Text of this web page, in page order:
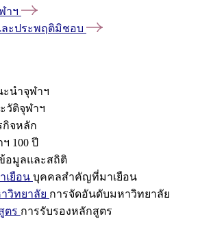
าฯ
ละประพฤติมิชอบ
ะนำจุฬาฯ
วัติจุฬาฯ
กิจหลัก
100 ปี
อมูลและสถิติ
เยือน บุคคลสำคัญที่มาเยือน
วิทยาลัย การจัดอันดับมหาวิทยาลัย
ตร การรับรองหลักสูตร